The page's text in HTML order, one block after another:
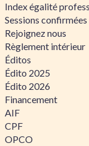
Index égalité
Sessions confirmées
Rejoignez nous
Règlement intérieur
Éditos
Édito 2025
Édito 2026
Financement
AIF
CPF
OPCO